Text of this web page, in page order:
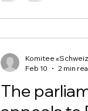
The
Komitee
Feb 10
2 min